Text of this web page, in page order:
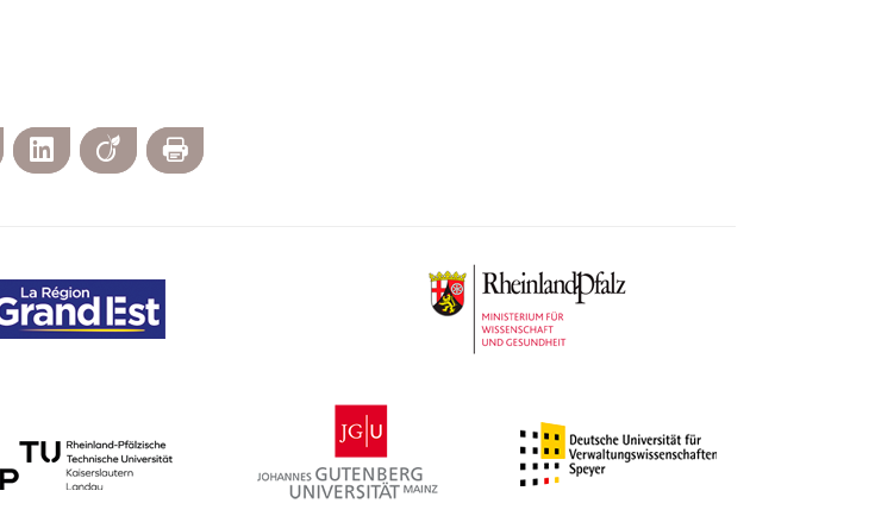
Facebook LinkedIn Viadeo